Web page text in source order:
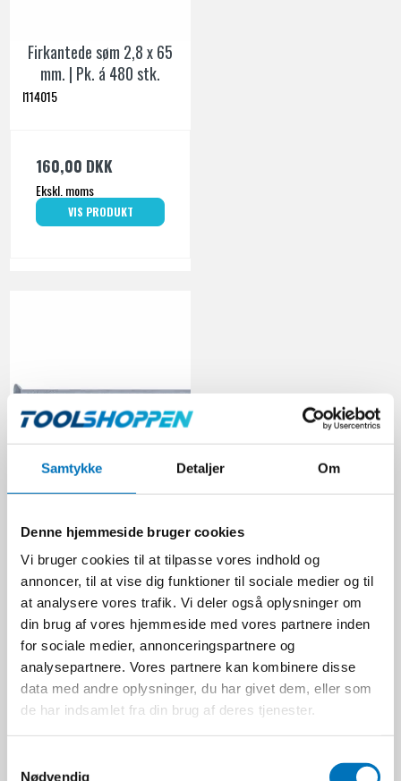
Samtykke Detaljer Om
Denne hjemmeside bruger cookies
Vi bruger cookies til at tilpasse vores indhold og
annoncer, til at vise dig funktioner til sociale medier og til
at analysere vores trafik. Vi deler også oplysninger om
din brug af vores hjemmeside med vores partnere inden
for sociale medier, annonceringspartnere og
analysepartnere. Vores partnere kan kombinere disse
data med andre oplysninger, du har givet dem, eller som
de har indsamlet fra din brug af deres tjenester.
Nødvendig
Firkantede søm 2,8 x 65
mm. | Pk. á 480 stk.
I114015
160,00 DKK
Ekskl. moms
VIS PRODUKT
mm. | Pk. á 310 stk.
I114017
149,00 DKK
Ekskl. moms
VIS PRODUKT